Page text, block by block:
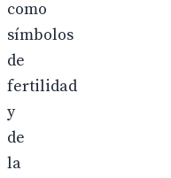
como
símbolos
de
fertilidad
y
de
la